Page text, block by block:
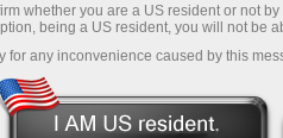
whether you are a US resident or not
being a US resident, you will not be
for any inconvenience caused by this